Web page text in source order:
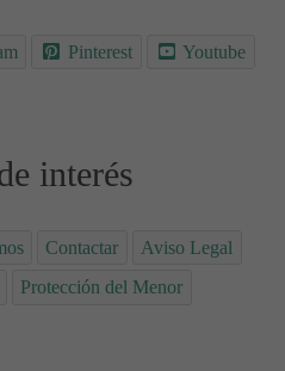
Pinterest Youtube
interés
Contactar
Aviso Legal
Protección del Menor